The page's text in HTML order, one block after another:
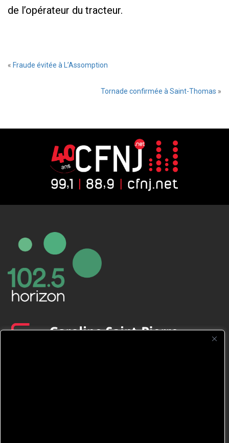
de l’opérateur du tracteur.
« Fraude évitée à L’Assomption
Tornade confirmée à Saint-Thomas »